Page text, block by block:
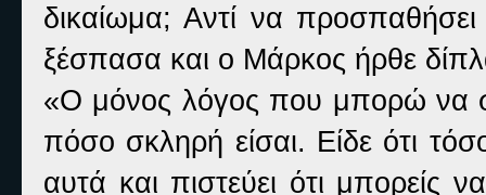
δικαίωμα; Αντί να
ξέσπασα και ο Μάρκος ήρθε
«Ο μόνος λόγος που μπορώ να
πόσο σκληρή είσαι. Είδε ότι
αυτά και πιστεύει ότι μπορείς